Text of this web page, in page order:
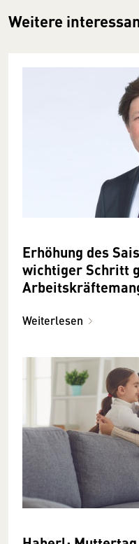
Weitere
Erhöhung des
wichtiger Schritt
Weiterlesen